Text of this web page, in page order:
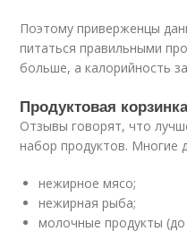
Поэтому приверженцы
питаться правильными
больше, а калорийность
Продуктовая
Отзывы говорят, что
набор продуктов. Многие
нежирное мясо;
нежирная рыба;
молочные продукты (до